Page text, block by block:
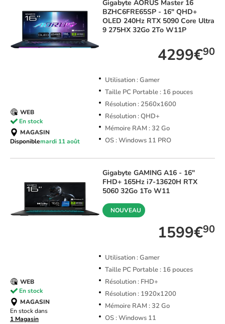
Gigabyte AORUS Master 16
BZHC6FRE65SP - 16" QHD+
OLED 240Hz RTX 5090 Core Ultra
9 275HX 32Go 2To W11P
4299€90
Utilisation : Gamer
Taille PC Portable : 16 pouces
Résolution : 2560x1600
Résolution : QHD+
Mémoire RAM : 32 Go
OS : Windows 11 PRO
WEB
En stock
MAGASIN
Disponiblemardi 11 août
Gigabyte GAMING A16 - 16"
FHD+ 165Hz i7-13620H RTX
5060 32Go 1To W11
NOUVEAU
1599€90
Utilisation : Gamer
Taille PC Portable : 16 pouces
Résolution : FHD+
Résolution : 1920x1200
Mémoire RAM : 32 Go
OS : Windows 11
WEB
En stock
MAGASIN
En stock dans
1 Magasin